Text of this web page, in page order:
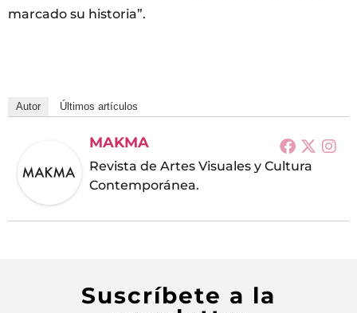
marcado su historia”.
Autor Últimos artículos
MAKMA
Revista de Artes Visuales y Cultura
Contemporánea.
Suscríbete a la